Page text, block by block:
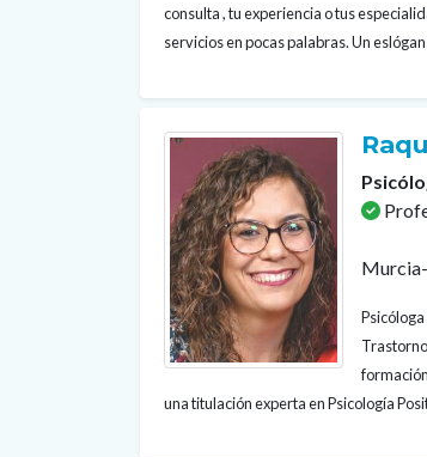
consulta , tu experiencia o tus
servicios en pocas palabras. Un
una titulación experta en Psicología